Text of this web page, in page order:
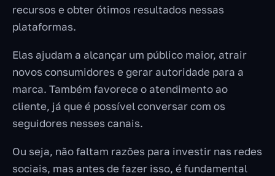
recursos e obter ótimos resultados nessas
plataformas.
Elas ajudam a alcançar um público maior, atrair
novos consumidores e gerar autoridade para a
marca. Também favorece o atendimento ao
cliente, já que é possível conversar com os
seguidores nesses canais.
Ou seja, não faltam razões para investir nas redes
sociais, mas antes de fazer isso, é fundamental